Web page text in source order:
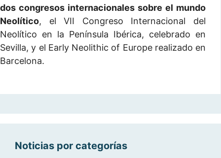
dos congresos internacionales sobre el mundo
Neolítico, el VII Congreso Internacional del
Neolítico en la Península Ibérica, celebrado en
Sevilla, y el Early Neolithic of Europe realizado en
Barcelona.
Noticias por categorías